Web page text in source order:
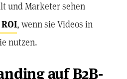
und Marketer sehen
, wenn sie Videos in
nutzen.
auf B2B-